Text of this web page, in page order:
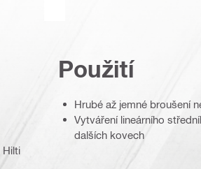
Hilti
Použití
Hrubé až jemné broušení
Vytváření lineárního
dalších kovech